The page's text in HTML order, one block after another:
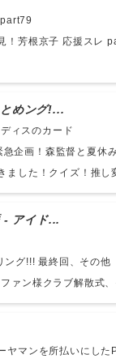
part79
！芳根京子 応援スレ
めング!...
ィスのカード
企画！森監督と夏休
ました！クイズ！推
- アイド...
ング!!! 最終回、その他
ァン様クラブ解散式
ヤマンを所払いにし